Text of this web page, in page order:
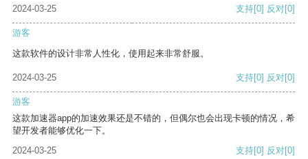
2024-03-25
支持[0] 反对[0]
游客
这款软件的设计非常人性化，使用起来非常舒服。
2024-03-25 支持[0] 反对[0]
游客
这款加速器app的加速效果还是不错的，但偶尔也会出现卡顿的情况，希
望开发者能够优化一下。
2024-03-25
支持[0] 反对[0]